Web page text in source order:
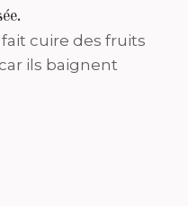
cuire des fruits
ils baignent